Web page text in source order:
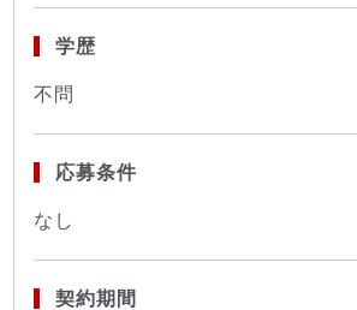
学歴
不問
応募条件
なし
契約期間